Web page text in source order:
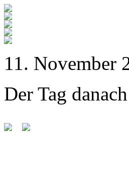
11. November
Der Tag danach